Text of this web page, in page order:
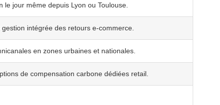
jour même depuis Lyon ou Toulouse.
intégrée des retours e-commerce.
en zones urbaines et nationales.
de compensation carbone dédiées retail.